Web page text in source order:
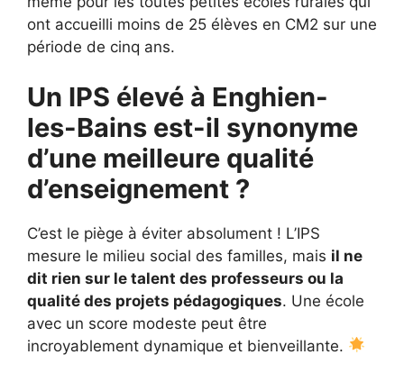
ont accueilli moins de 25 élèves en CM2 sur une
période de cinq ans.
Un IPS élevé à Enghien-
les-Bains est-il synonyme
d’une meilleure qualité
d’enseignement ?
C’est le piège à éviter absolument ! L’IPS
mesure le milieu social des familles, mais il ne
dit rien sur le talent des professeurs ou la
qualité des projets pédagogiques. Une école
avec un score modeste peut être
incroyablement dynamique et bienveillante.